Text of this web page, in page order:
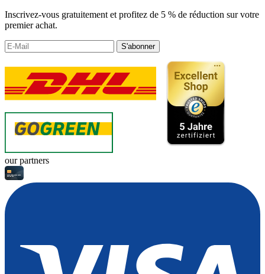
Inscrivez-vous gratuitement et profitez de 5 % de réduction sur votre
premier achat.
S'abonner
our partners